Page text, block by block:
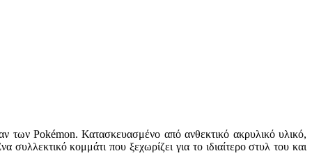
των Pokémon. Κατασκευασμένο από ανθεκτικό ακρυλικό υλικό,
κομμάτι που ξεχωρίζει για το ιδιαίτερο στυλ του και